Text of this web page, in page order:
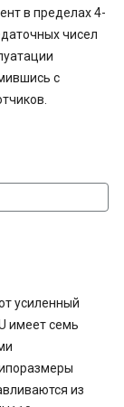
в пределах 4-
чисел
с
усиленный
имеет семь
из